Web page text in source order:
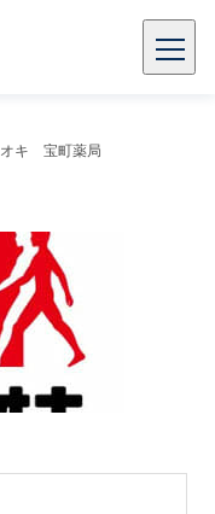
キ 宝町薬局